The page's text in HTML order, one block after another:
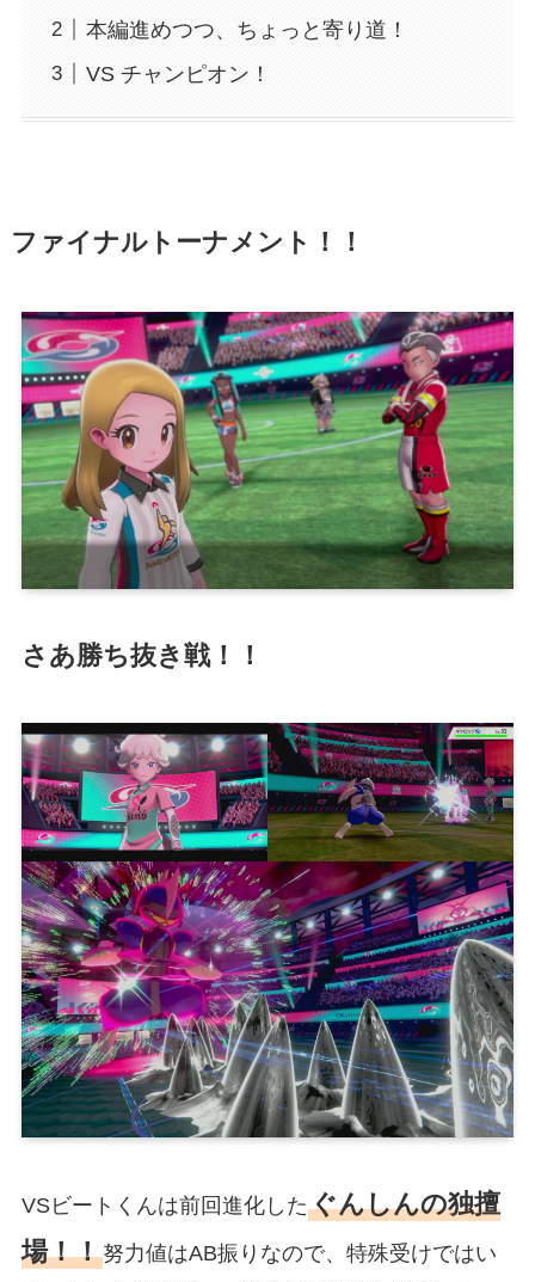
本編進めつつ、ちょっと寄り道！
VS チャンピオン！
ファイナルトーナメント！！
さあ勝ち抜き戦！！
VSビートくんは前回進化したぐんしんの独擅
場！！努力値はAB振りなので、特殊受けではい